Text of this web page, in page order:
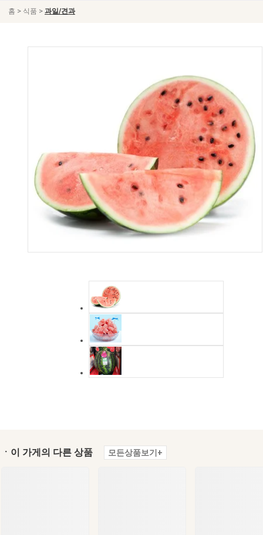
홈 > 식품 > 과일/견과
ㆍ이 가게의 다른 상품 모든상품보기+